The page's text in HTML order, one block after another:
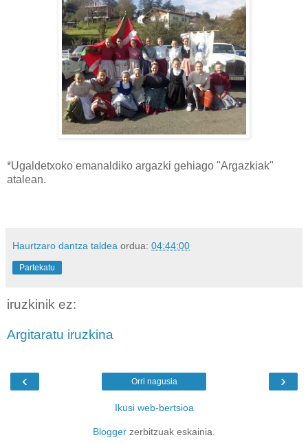
*Ugaldetxoko emanaldiko argazki gehiago "Argazkiak"
atalean.
Haurtzaro dantza taldea ordua: 04:44:00
Partekatu
iruzkinik ez:
Argitaratu iruzkina
‹ ›
Orri nagusia
Ikusi web-bertsioa
Blogger zerbitzuak eskainia.